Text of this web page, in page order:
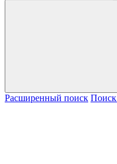
Расширенный поиск Поиск